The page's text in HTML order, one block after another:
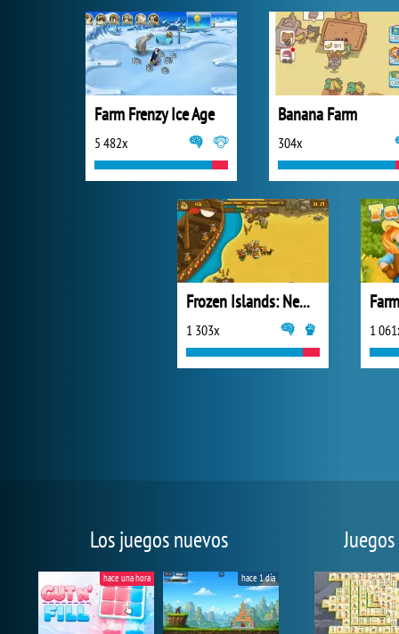
Farm Frenzy Ice Age
5 482x
Banana Farm
304x
Frozen Islands: New Horizons
1 303x 1
Los juegos nuevos
hace una hora hace 1 día